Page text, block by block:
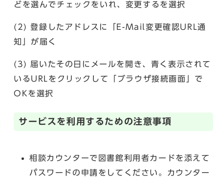
どを選んでチェックをいれ、変更するを選択
(2) 登録したアドレスに「E-Mail変更確認URL通
知」が届く
(3) 届いたその日にメールを開き、青く表示されて
いるURLをクリックして「ブラウザ接続画面」で
OKを選択
サービスを利用するための注意事項
相談カウンターで図書館利用者カードを添えて
パスワードの申請をしてください。カウンター